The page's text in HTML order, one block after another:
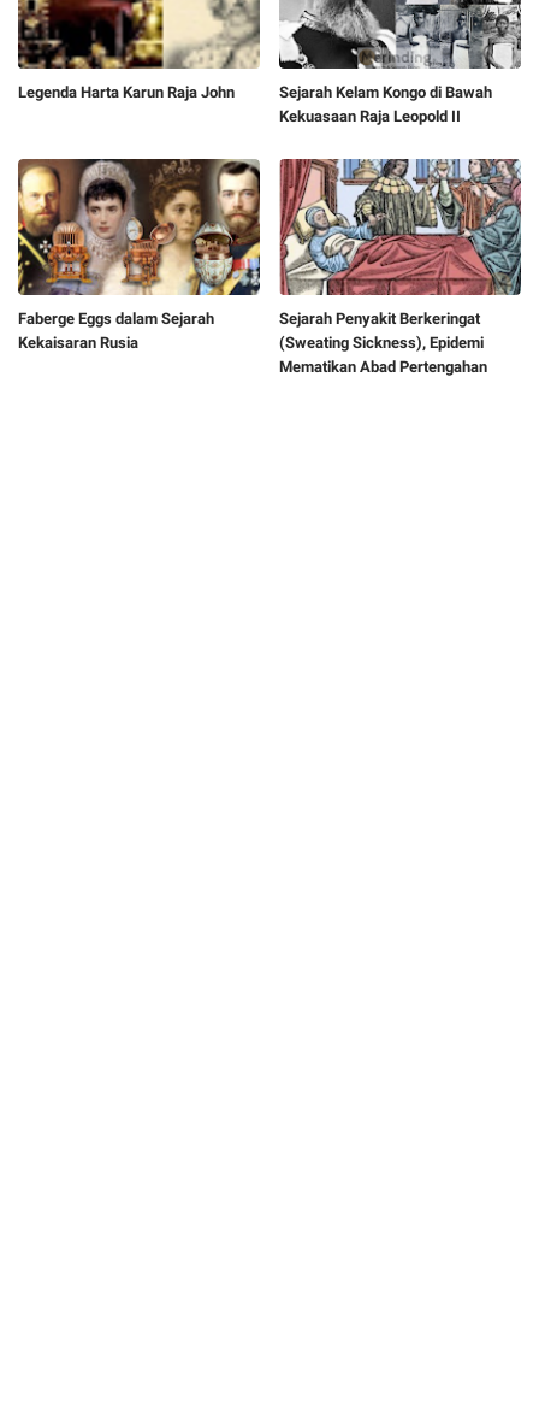
Legenda Harta Karun Raja John
Sejarah Kelam Kongo di Bawah
Kekuasaan Raja Leopold II
Faberge Eggs dalam Sejarah
Kekaisaran Rusia
Sejarah Penyakit Berkeringat
(Sweating Sickness), Epidemi
Mematikan Abad Pertengahan